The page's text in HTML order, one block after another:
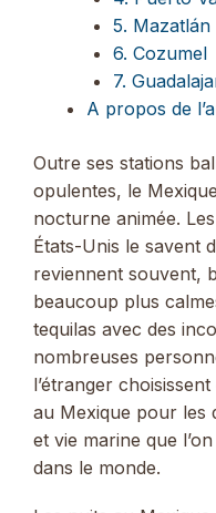
5. Mazatlán
6. Cozumel
7.
A propos de
Outre ses stations
opulentes, le
nocturne animée.
États-Unis le savent
reviennent souvent,
beaucoup plus
tequilas avec des
nombreuses
l’étranger
au Mexique pour les
et vie marine que
dans le monde.